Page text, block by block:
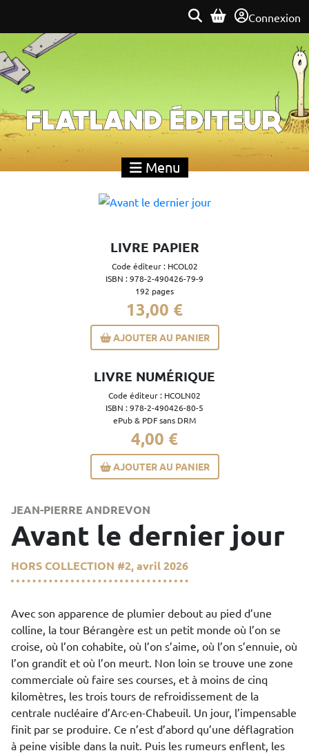
Connexion
Flatland Éditeur
Menu
LIVRE PAPIER
Code éditeur : HCOL02
ISBN : 978-2-490426-79-9
192 pages
13,00 €
AJOUTER AU PANIER
LIVRE NUMÉRIQUE
Code éditeur : HCOLN02
ISBN : 978-2-490426-80-5
ePub & PDF sans DRM
4,00 €
AJOUTER AU PANIER
JEAN-PIERRE ANDREVON
Avant le dernier jour
HORS COLLECTION #2, avril 2026
Avec son apparence de plumier debout au pied d’une
colline, la tour Bérangère est un petit monde où l’on se
croise, où l’on cohabite, où l’on s’aime, où l’on s’ennuie, où
l’on grandit et où l’on meurt. Non loin se trouve une zone
commerciale où faire ses courses, et à moins de cinq
kilomètres, les trois tours de refroidissement de la
centrale nucléaire d’Arc-en-Chabeuil. Un jour, l’impensable
finit par se produire. Ce n’est d’abord qu’une déflagration
à peine visible dans la nuit. Puis les rumeurs enflent, les